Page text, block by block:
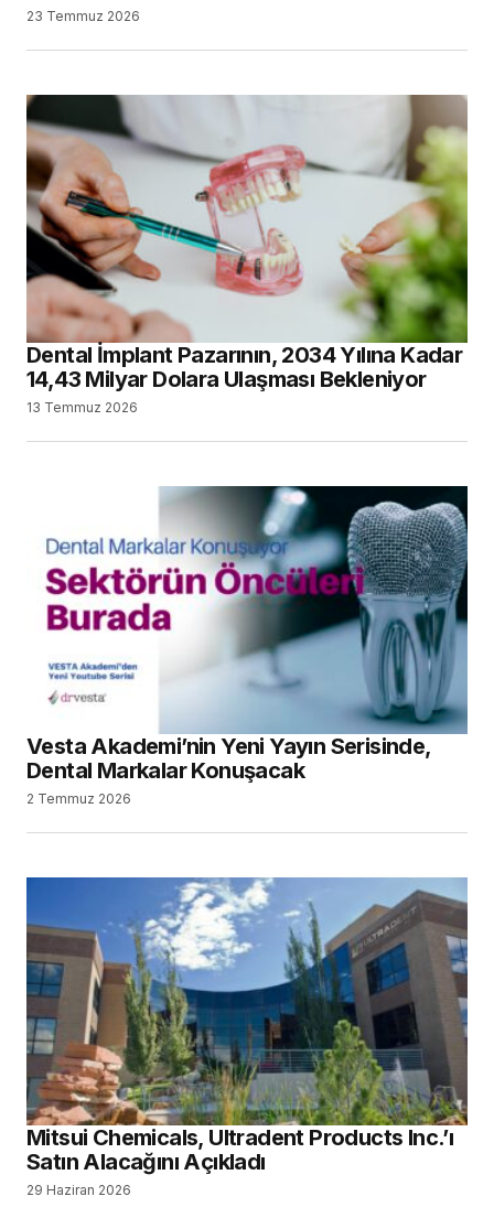
23 Temmuz 2026
Dental İmplant Pazarının, 2034 Yılına Kadar
14,43 Milyar Dolara Ulaşması Bekleniyor
13 Temmuz 2026
Vesta Akademi’nin Yeni Yayın Serisinde,
Dental Markalar Konuşacak
2 Temmuz 2026
Mitsui Chemicals, Ultradent Products Inc.’ı
Satın Alacağını Açıkladı
29 Haziran 2026